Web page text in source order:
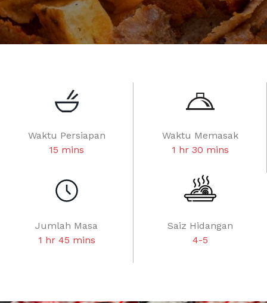
Waktu Persiapan
15 mins
Waktu Memasak
1 hr 30 mins
Jumlah Masa
1 hr 45 mins
Saiz Hidangan
4-5